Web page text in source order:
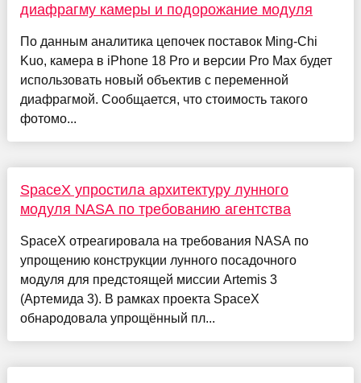
диафрагму камеры и подорожание модуля
По данным аналитика цепочек поставок Ming-Chi
Kuo, камера в iPhone 18 Pro и версии Pro Max будет
использовать новый объектив с переменной
диафрагмой. Сообщается, что стоимость такого
фотомо...
SpaceX упростила архитектуру лунного
модуля NASA по требованию агентства
SpaceX отреагировала на требования NASA по
упрощению конструкции лунного посадочного
модуля для предстоящей миссии Artemis 3
(Артемида 3). В рамках проекта SpaceX
обнародовала упрощённый пл...